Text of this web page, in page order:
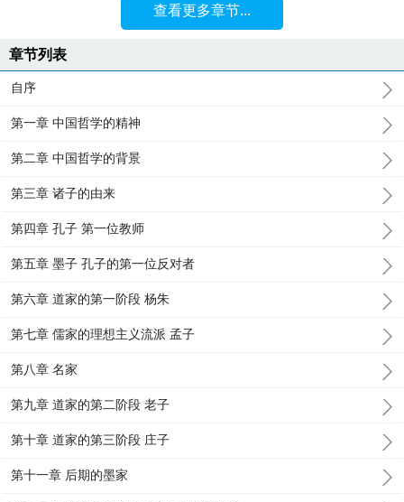
查看更多章节...
章节列表
自序
第一章 中国哲学的精神
第二章 中国哲学的背景
第三章 诸子的由来
第四章 孔子 第一位教师
第五章 墨子 孔子的第一位反对者
第六章 道家的第一阶段 杨朱
第七章 儒家的理想主义流派 孟子
第八章 名家
第九章 道家的第二阶段 老子
第十章 道家的第三阶段 庄子
第十一章 后期的墨家